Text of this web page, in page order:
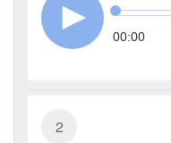
00:00
2